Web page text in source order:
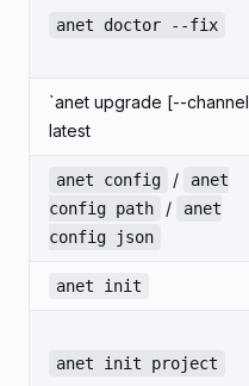
anet doctor --fix
`anet upgrade [--channel
latest
anet config /
anet
config path
/
anet
config json
anet init
anet init project